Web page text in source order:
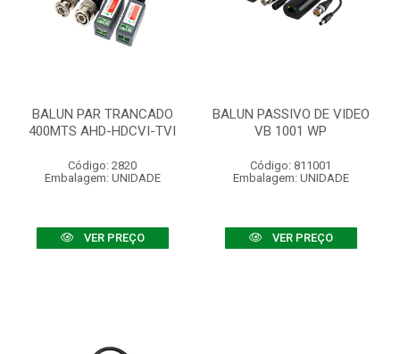
BALUN PAR TRANCADO
400MTS AHD-HDCVI-TVI
Código: 2820
Embalagem: UNIDADE
VER PREÇO
BALUN PASSIVO DE VIDEO
VB 1001 WP
Código: 811001
Embalagem: UNIDADE
VER PREÇO